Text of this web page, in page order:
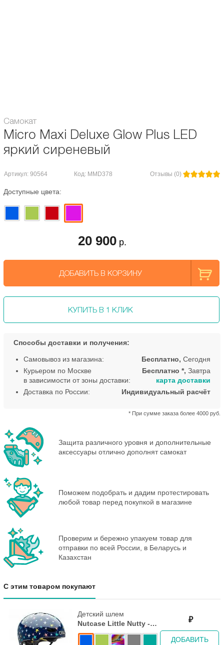
Самокат
Micro Maxi Deluxe Glow Plus LED
яркий сиреневый
Артикул: 90564 Код: MMD378 Отзывы (0)
Доступные цвета:
20 900р.
ДОБАВИТЬ В КОРЗИНУ
КУПИТЬ В 1 КЛИК
Способы доставки и получения:
Самовывоз из магазина: Бесплатно, Сегодня
Курьером по Москве
в зависимости от зоны доставки:
Бесплатно *, Завтра
* При сумме заказа более 4000 руб.
карта доставки
Доставка по России:
Индивидуальный расчёт
Защита различного уровня и дополнительные
аксессуары отлично дополнят самокат
Поможем подобрать и дадим протестировать
любой товар перед покупкой в магазине
Проверим и бережно упакуем товар для
отправки по всей России, в Беларусь и
Казахстан
С этим товаром покупают
Детский шлем
Nutcase Little Nutty -
2022 Candy Coat MIPS
₽
ДОБАВИТЬ